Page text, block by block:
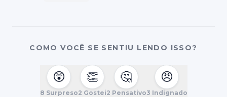
COMO VOCÊ SE SENTIU LENDO ISSO?
😲
8 Surpreso
👏
2 Gostei
🤔
2 Pensativo
😠
3 Indignado